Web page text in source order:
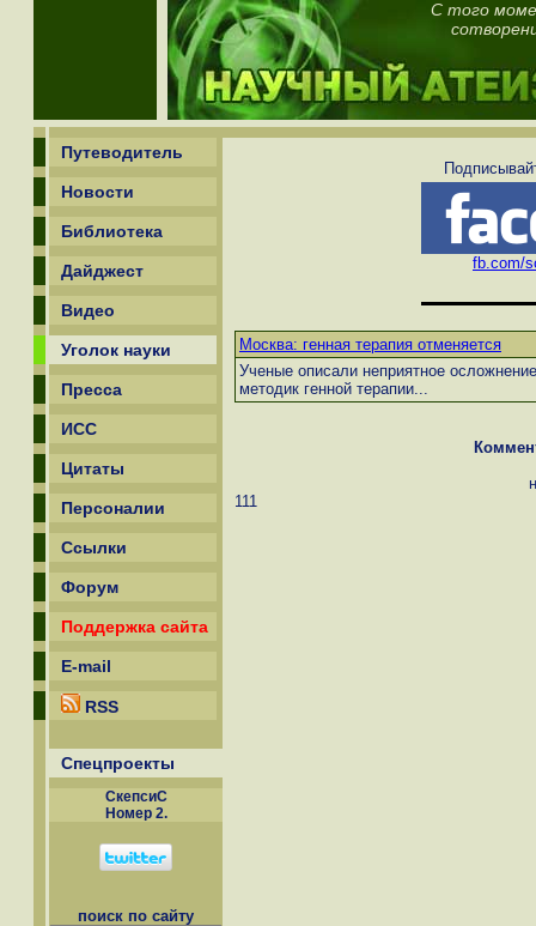
С того
Путеводитель
Новости
Библиотека
Дайджест
Видео
Уголок науки
Пресса
ИСС
Цитаты
Персоналии
Ссылки
Форум
Поддержка сайта
E-mail
RSS
Спецпроекты
СкепсиС
Номер 2.
поиск по сайту
fb.com/
Москва: генная терапия отменяется
Ученые описали неприятное
методик генной терапии...
111